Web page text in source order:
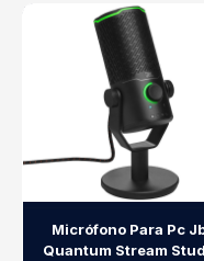
Micrófono Para Pc
Quantum Stream